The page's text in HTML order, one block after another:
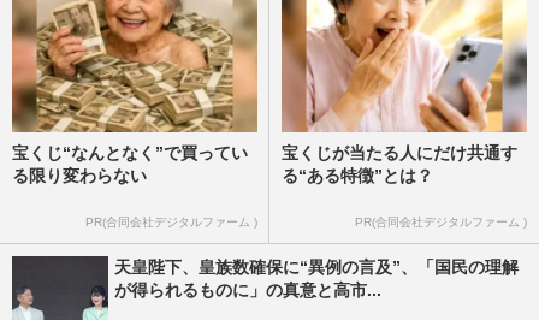
宝くじ“なんとなく”で買ってい
る限り変わらない
PR(合同会社デジタルファーム )
宝くじが当たる人にだけ共通す
る“ある特徴”とは？
PR(合同会社デジタルファーム )
天皇陛下、皇族数確保に“異例の言及”、「国民の理解
が得られるものに」の真意と高市...